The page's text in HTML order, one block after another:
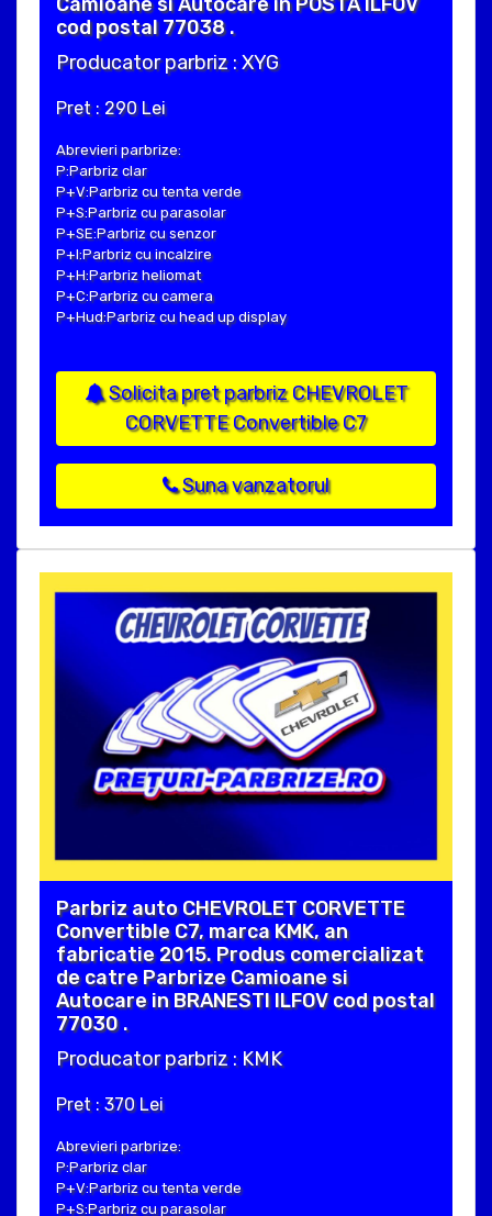
cod postal 77038 .
Producator parbriz : XYG
Pret : 290 Lei
Abrevieri parbrize:
P:Parbriz clar
P+V:Parbriz cu tenta verde
P+S:Parbriz cu parasolar
P+SE:Parbriz cu senzor
P+I:Parbriz cu incalzire
P+H:Parbriz heliomat
P+C:Parbriz cu camera
P+Hud:Parbriz cu head up display
Solicita pret parbriz CHEVROLET
CORVETTE Convertible C7
Suna vanzatorul
Parbriz auto CHEVROLET CORVETTE
Convertible C7, marca KMK, an
fabricatie 2015. Produs comercializat
de catre Parbrize Camioane si
Autocare in BRANESTI ILFOV cod postal
77030 .
Producator parbriz : KMK
Pret : 370 Lei
Abrevieri parbrize:
P:Parbriz clar
P+V:Parbriz cu tenta verde
P+S:Parbriz cu parasolar